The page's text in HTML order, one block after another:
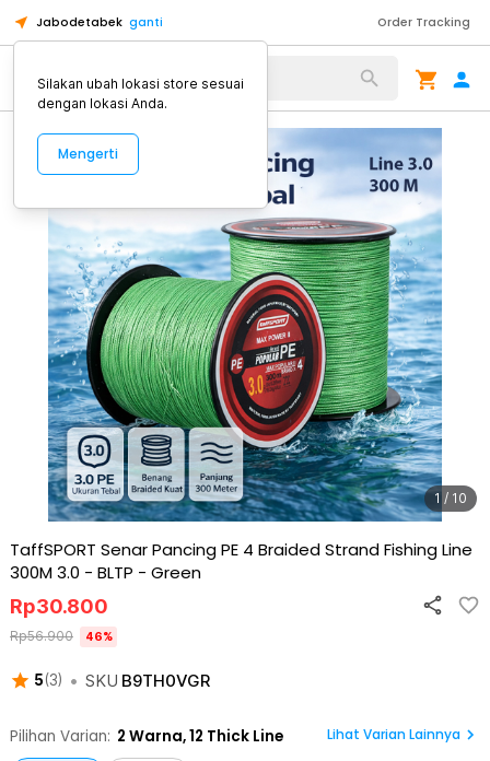
Jabodetabek ganti Order Tracking
Alat Kopi
1 / 10
TaffSPORT Senar Pancing PE 4 Braided Strand Fishing Line
300M 3.0 - BLTP - Green
5(3) • SKU B9TH0VGR
Rp30.800
Rp56.900 46%
Pilihan Varian: 2 Warna,12 Thick Line Lihat Varian Lainnya
Silakan ubah lokasi store sesuai
dengan lokasi Anda.
Mengerti